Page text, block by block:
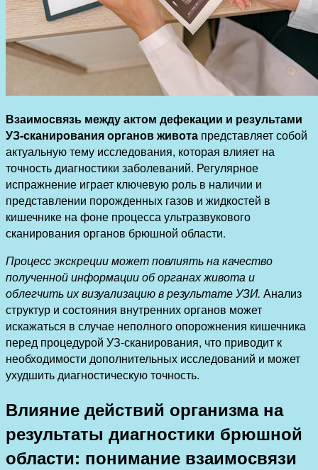
Взаимосвязь между актом дефекации и результами
УЗ-сканирования органов живота представляет собой
актуальную тему исследования, которая влияет на
точность диагностики заболеваний. Регулярное
испражнение играет ключевую роль в наличии и
представлении порожденных газов и жидкостей в
кишечнике на фоне процесса ультразвукового
сканирования органов брюшной области.
Процесс экскреции может повлиять на качество
полученной информации об органах живота и
облегчить их визуализацию в результате УЗИ. Анализ
структур и состояния внутренних органов может
искажаться в случае неполного опорожнения кишечника
перед процедурой УЗ-сканирования, что приводит к
необходимости дополнительных исследований и может
ухудшить диагностическую точность.
Влияние действий организма на
результаты диагностики брюшной
области: понимание взаимосвязи